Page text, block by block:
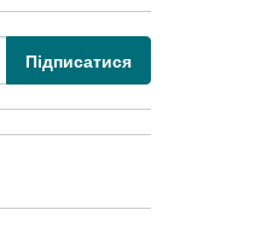
Підписатися